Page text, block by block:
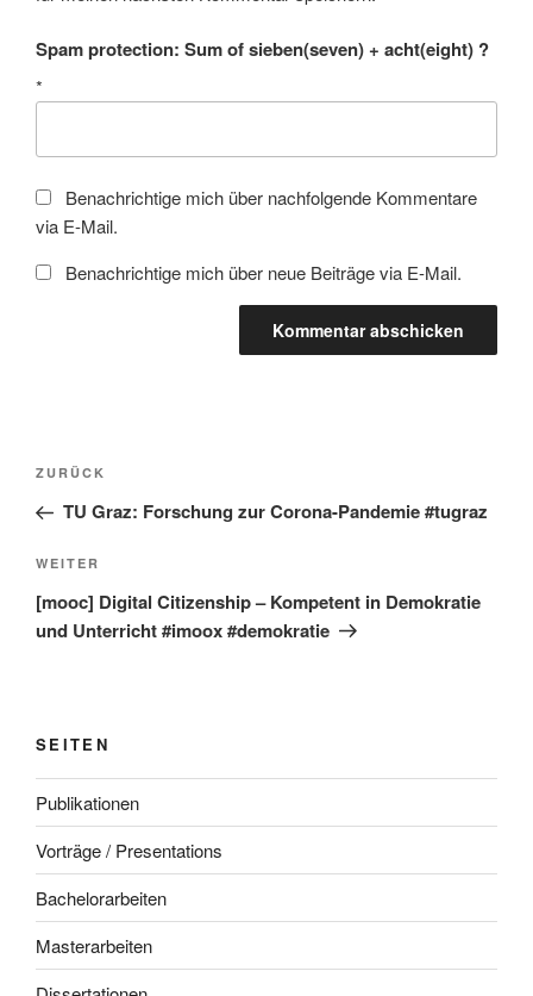
Spam protection: Sum of sieben(seven) + acht(eight) ?
*
Benachrichtige mich über nachfolgende Kommentare
via E-Mail.
Benachrichtige mich über neue Beiträge via E-Mail.
Beitragsnavigation
Vorheriger
Beitrag
ZURÜCK
TU Graz: Forschung zur Corona-Pandemie #tugraz
Nächster
Beitrag
WEITER
[mooc] Digital Citizenship – Kompetent in Demokratie
und Unterricht #imoox #demokratie
SEITEN
Publikationen
Vorträge / Presentations
Bachelorarbeiten
Masterarbeiten